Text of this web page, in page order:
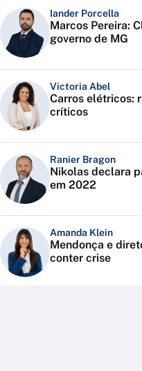
Iander Porcella
Marcos Pereira:
governo de MG
Victoria Abel
Carros elétricos:
críticos
Ranier Bragon
Nikolas declara
em 2022
Amanda Klein
Mendonça e
conter crise